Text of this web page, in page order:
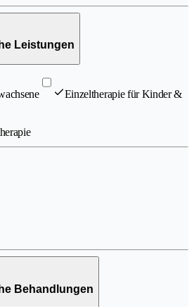
Leistungen
Einzeltherapie für Kinder &
Behandlungen